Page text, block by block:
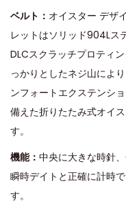
ベルト： オイスター デザ
レットはソリッド904Lス
DLCスクラッチプロティ
っかりとしたネジ山によ
ンフォートエクステンシ
備えた折りたたみ式オイ
す。
機能： 中央に大きな時針
瞬時デイトと正確に計時
す。